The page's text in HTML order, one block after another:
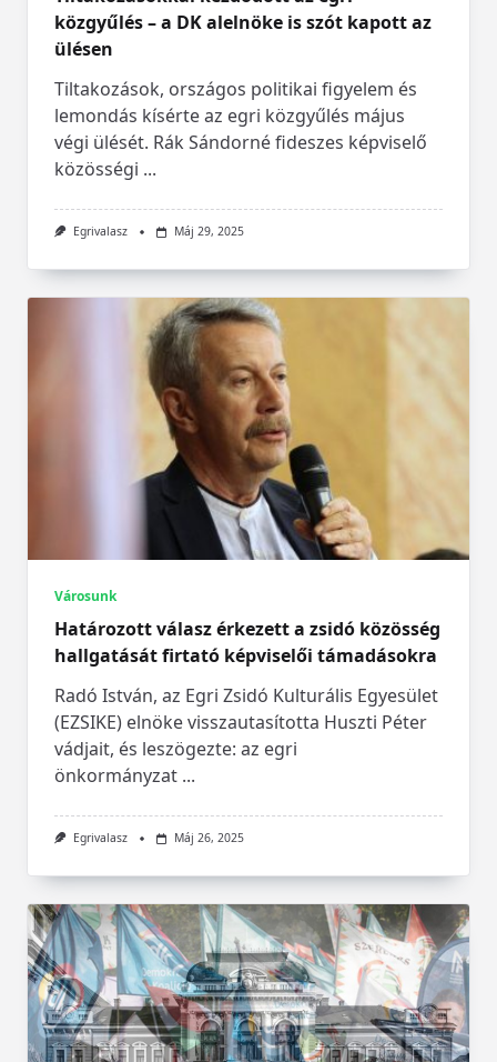
közgyűlés – a DK alelnöke is szót kapott az
ülésen
Tiltakozások, országos politikai figyelem és
lemondás kísérte az egri közgyűlés május
végi ülését. Rák Sándorné fideszes képviselő
közösségi ...
Egrivalasz Máj 29, 2025
Városunk
Határozott válasz érkezett a zsidó közösség
hallgatását firtató képviselői támadásokra
Radó István, az Egri Zsidó Kulturális Egyesület
(EZSIKE) elnöke visszautasította Huszti Péter
vádjait, és leszögezte: az egri
önkormányzat ...
Egrivalasz Máj 26, 2025